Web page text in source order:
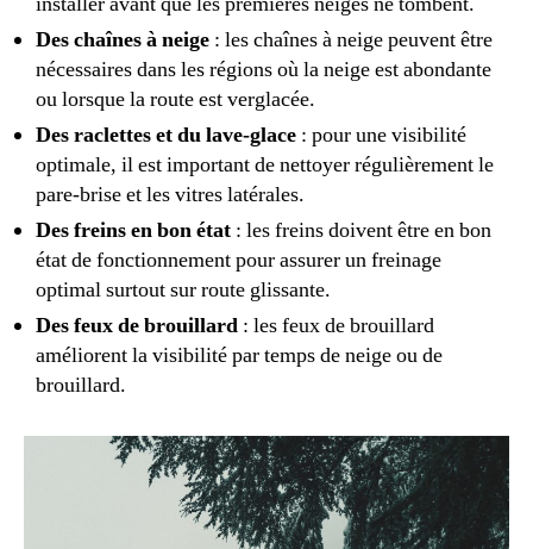
Des chaînes à neige : les chaînes à neige peuvent être
nécessaires dans les régions où la neige est abondante
ou lorsque la route est verglacée.
Des raclettes et du lave-glace : pour une visibilité
optimale, il est important de nettoyer régulièrement le
pare-brise et les vitres latérales.
Des freins en bon état : les freins doivent être en bon
état de fonctionnement pour assurer un freinage
optimal surtout sur route glissante.
Des feux de brouillard : les feux de brouillard
améliorent la visibilité par temps de neige ou de
brouillard.